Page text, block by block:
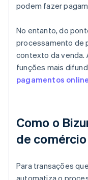
podem fazer
No entanto, do
processamento de
contexto da venda.
funções mais
pagamentos online
Como o
de
Para transações